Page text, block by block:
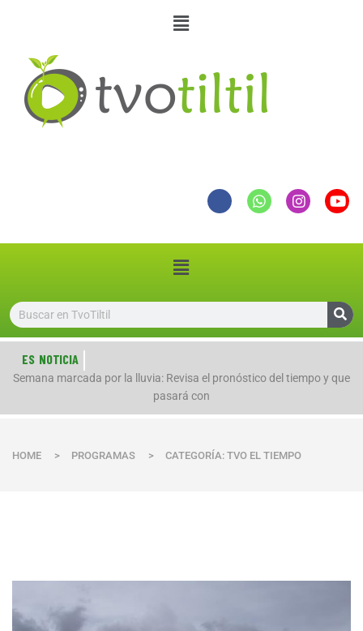
ES NOTICIA
Semana marcada por la lluvia: Revisa el pronóstico del tiempo y que
pasará con
HOME > PROGRAMAS > CATEGORÍA: TVO EL TIEMPO